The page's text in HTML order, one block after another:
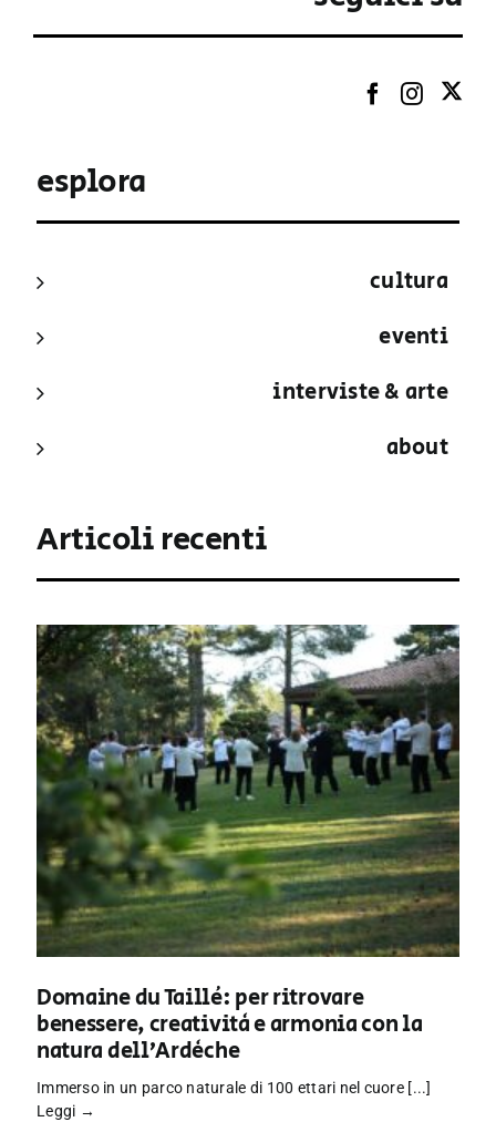
esplora
cultura
eventi
interviste & arte
about
Articoli recenti
Domaine du Taillé: per ritrovare
benessere, creatività e armonia con la
natura dell’Ardèche
Immerso in un parco naturale di 100 ettari nel cuore [...]
Leggi →